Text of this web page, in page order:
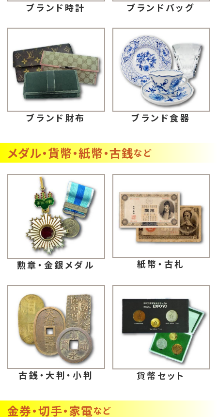
ブランド時計 ブランドバッグ
ブランド財布 ブランド食器
メダル・貨幣・紙幣・古銭など
勲章・金銀メダル 紙幣・古札
古銭・大判・小判 貨幣セット
金券・切手・家電など